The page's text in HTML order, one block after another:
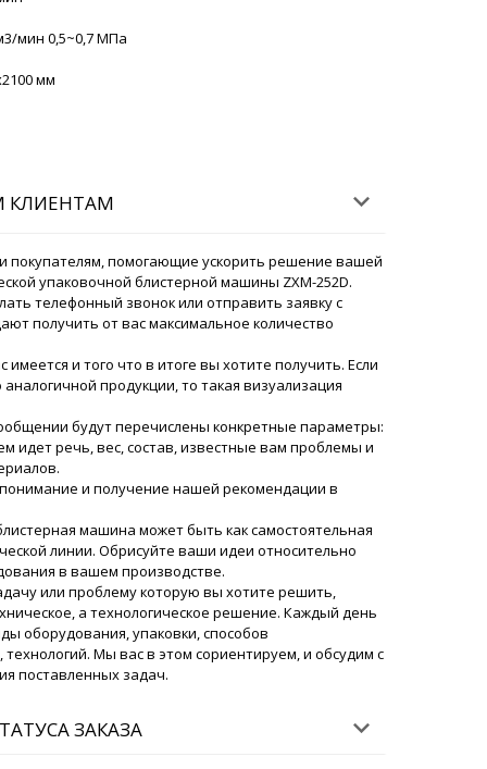
мин 0,5~0,7 МПа
мм
КЛИЕНТАМ
покупателям, помогающие ускорить решение вашей
упаковочной блистерной машины ZXM-252D.
телефонный звонок или отправить заявку с
получить от вас максимальное количество
имеется и того что в итоге вы хотите получить. Если
продукции, то такая визуализация
будут перечислены конкретные параметры:
идет речь, вес, состав, известные вам проблемы и
и получение нашей рекомендации в
машина может быть как самостоятельная
линии. Обрисуйте ваши идеи относительно
в вашем производстве.
или проблему которую вы хотите решить,
а технологическое решение. Каждый день
оборудования, упаковки, способов
Мы вас в этом сориентируем, и обсудим с
поставленных задач.
ЗАКАЗА
Ожидайте завтра до 15:30. После
нам.
груза ? Автоматическая
груз прибудет в Казахстан.
06/08/2026 21:39
заказа Роторный таблеточный
Мы связались с перевозчиком, доставка
до 15:30. После получения сообщите.
машина розлива
платежки отправлена на
06/08/2026 21:58
день! Мы увидели вашу оплату, получаем
прислать чертежи бочек и ответы на